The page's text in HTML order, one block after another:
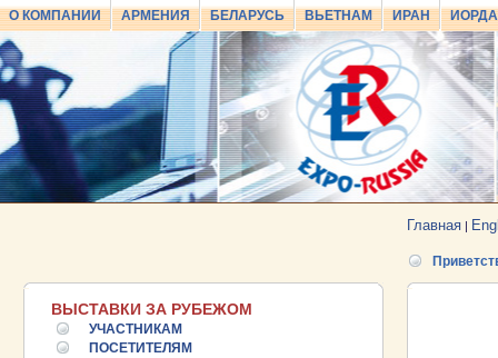
О КОМПАНИИ АРМЕНИЯ БЕЛАРУСЬ ВЬЕТНАМ ИРАН
Главная |
ВЫСТАВКИ ЗА РУБЕЖОМ
УЧАСТНИКАМ
ПОСЕТИТЕЛЯМ